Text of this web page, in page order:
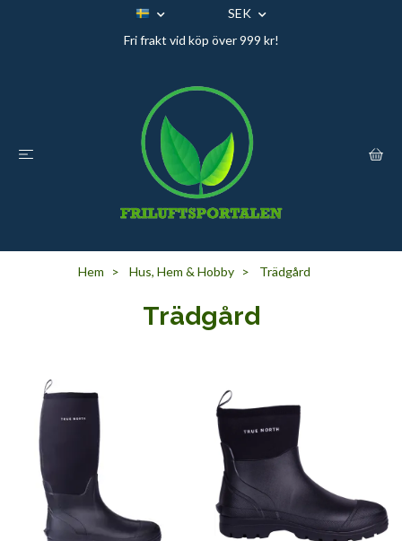
SEK
Fri frakt vid köp över 999 kr!
Hem Hus, Hem & Hobby Trädgård
Trädgård